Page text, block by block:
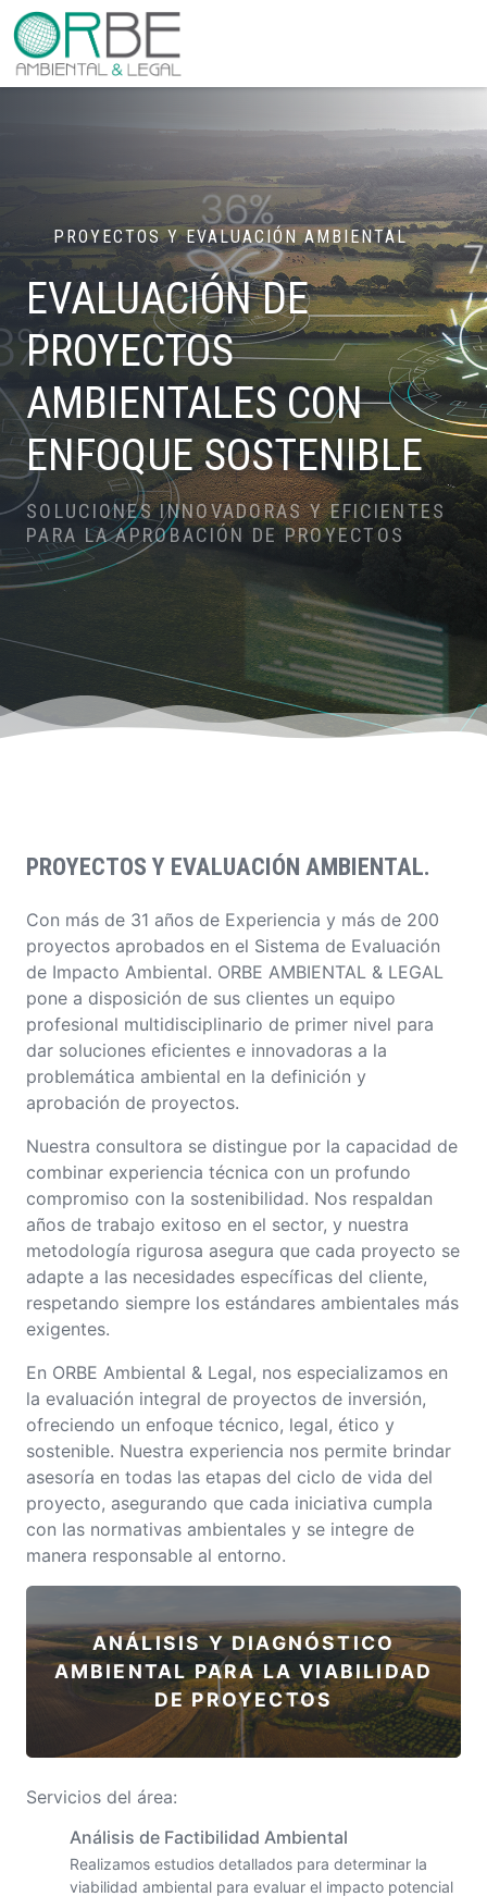
PROYECTOS Y EVALUACIÓN AMBIENTAL
EVALUACIÓN DE
PROYECTOS
AMBIENTALESCON
ENFOQUE SOSTENIBLE
SOLUCIONES INNOVADORAS Y EFICIENTES
PARA LA APROBACIÓN DE PROYECTOS
PROYECTOS Y EVALUACIÓN AMBIENTAL.
Con más de 31 años de Experiencia y más de 200
proyectos aprobados en el Sistema de Evaluación
de Impacto Ambiental. ORBE AMBIENTAL & LEGAL
pone a disposición de sus clientes un equipo
profesional multidisciplinario de primer nivel para
dar soluciones eficientes e innovadoras a la
problemática ambiental en la definición y
aprobación de proyectos.
Nuestra consultora se distingue por la capacidad de
combinar experiencia técnica con un profundo
compromiso con la sostenibilidad. Nos respaldan
años de trabajo exitoso en el sector, y nuestra
metodología rigurosa asegura que cada proyecto se
adapte a las necesidades específicas del cliente,
respetando siempre los estándares ambientales más
exigentes.
En ORBE Ambiental & Legal, nos especializamos en
la evaluación integral de proyectos de inversión,
ofreciendo un enfoque técnico, legal, ético y
sostenible. Nuestra experiencia nos permite brindar
asesoría en todas las etapas del ciclo de vida del
proyecto, asegurando que cada iniciativa cumpla
con las normativas ambientales y se integre de
manera responsable al entorno.
ANÁLISIS Y DIAGNÓSTICO
AMBIENTALPARA LA VIABILIDAD
DE PROYECTOS
Servicios del área:
Análisis de Factibilidad Ambiental
Realizamos estudios detallados para determinar la
viabilidad ambiental para evaluar el impacto potencial